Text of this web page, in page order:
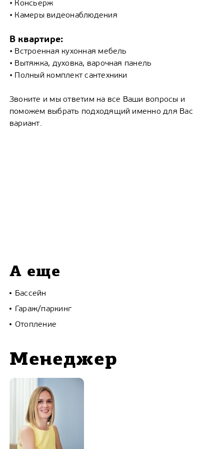
• Консьерж
• Камеры видеонаблюдения
В квартире:
• Встроенная кухонная мебель
• Вытяжка, духовка, варочная панель
• Полный комплект сантехники
Звоните и мы ответим на все Ваши вопросы и
поможем выбрать подходящий именно для Вас
вариант.
А еще
Бассейн
Гараж/паркинг
Отопление
Менеджер